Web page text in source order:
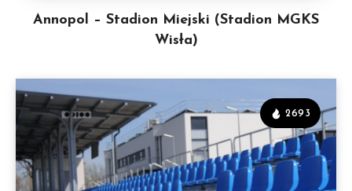
Annopol – Stadion Miejski (Stadion MGKS
Wisła)
2693